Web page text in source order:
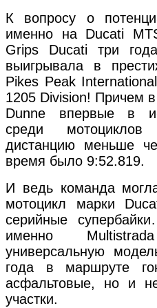
К вопросу о
именно на Ducati
Grips Ducati три
выигрывала в
Pikes Peak
1205 Division! Причем
Dunne впервые в
среди
дистанцию меньше
время было 9:52.819.
И ведь команда
мотоцикл марки
серийные
именно
универсальную
года в маршруте
асфальтовые, но и
участки.